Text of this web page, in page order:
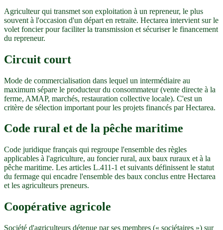
Agriculteur qui transmet son exploitation à un repreneur, le plus
souvent à l'occasion d'un départ en retraite. Hectarea intervient sur le
volet foncier pour faciliter la transmission et sécuriser le financement
du repreneur.
Circuit court
Mode de commercialisation dans lequel un intermédiaire au
maximum sépare le producteur du consommateur (vente directe à la
ferme, AMAP, marchés, restauration collective locale). C'est un
critère de sélection important pour les projets financés par Hectarea.
Code rural et de la pêche maritime
Code juridique français qui regroupe l'ensemble des règles
applicables à l'agriculture, au foncier rural, aux baux ruraux et à la
pêche maritime. Les articles L.411-1 et suivants définissent le statut
du fermage qui encadre l'ensemble des baux conclus entre Hectarea
et les agriculteurs preneurs.
Coopérative agricole
Société d'agriculteurs détenue par ses membres (« sociétaires ») sur